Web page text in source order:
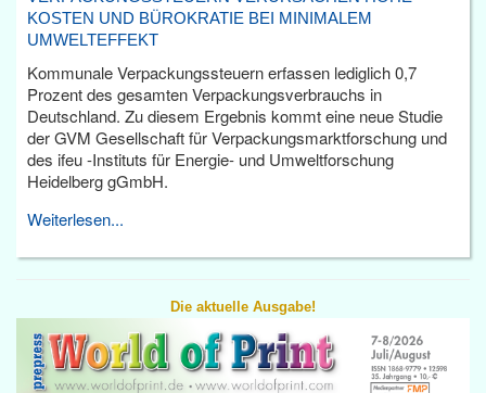
KOSTEN UND BÜROKRATIE BEI MINIMALEM
UMWELTEFFEKT
Kommunale Verpackungssteuern erfassen lediglich 0,7
Prozent des gesamten Verpackungsverbrauchs in
Deutschland. Zu diesem Ergebnis kommt eine neue Studie
der GVM Gesellschaft für Verpackungsmarktforschung und
des ifeu -Instituts für Energie- und Umweltforschung
Heidelberg gGmbH.
Weiterlesen...
Die aktuelle Ausgabe!